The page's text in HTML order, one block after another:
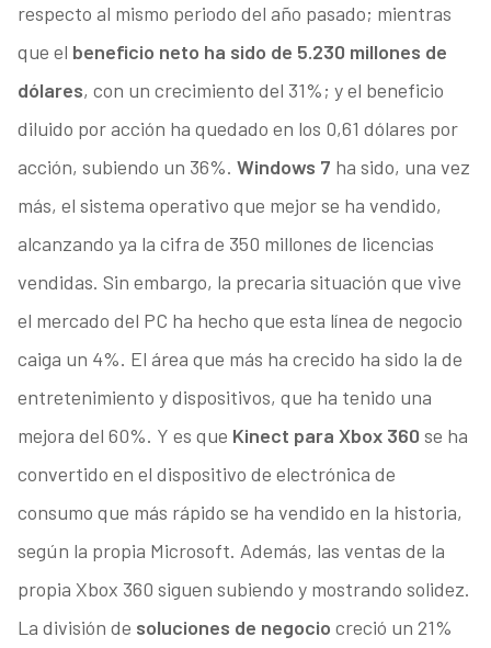
respecto al mismo periodo del año pasado; mientras
que el beneficio neto ha sido de 5.230 millones de
dólares, con un crecimiento del 31%; y el beneficio
diluido por acción ha quedado en los 0,61 dólares por
acción, subiendo un 36%. Windows 7 ha sido, una vez
más, el sistema operativo que mejor se ha vendido,
alcanzando ya la cifra de 350 millones de licencias
vendidas. Sin embargo, la precaria situación que vive
el mercado del PC ha hecho que esta línea de negocio
caiga un 4%. El área que más ha crecido ha sido la de
entretenimiento y dispositivos, que ha tenido una
mejora del 60%. Y es que Kinect para Xbox 360 se ha
convertido en el dispositivo de electrónica de
consumo que más rápido se ha vendido en la historia,
según la propia Microsoft. Además, las ventas de la
propia Xbox 360 siguen subiendo y mostrando solidez.
La división de soluciones de negocio creció un 21%